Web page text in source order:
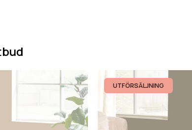
UTFÖRSÄLJNING